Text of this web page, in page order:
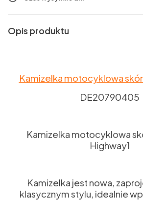
Opis produktu
Kamizelka motocyklowa
DE20790405
Kamizelka motocyklowa
Highway1
Kamizelka jest nowa,
klasycznym stylu, idealnie